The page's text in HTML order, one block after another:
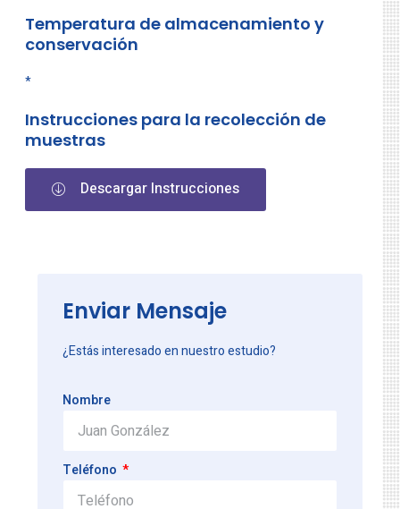
Temperatura de almacenamiento y
conservación
*
Instrucciones para la recolección de
muestras
Descargar Instrucciones
Enviar Mensaje
¿Estás interesado en nuestro estudio?
Nombre
Teléfono